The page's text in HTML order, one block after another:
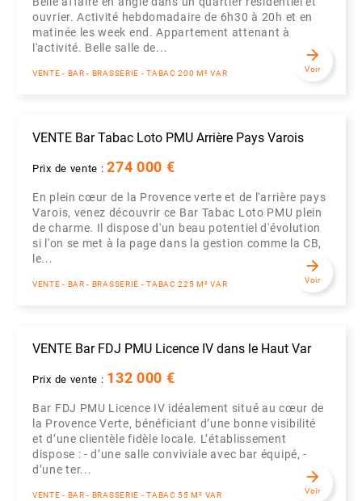
ouvrier. Activité hebdomadaire de 6h30 à 20h et en
matinée les week end. Appartement attenant à
l'activité. Belle salle de...
VENTE - BAR - BRASSERIE - TABAC 200 M² VAR
arrow_forward
Voir
VENTE Bar Tabac Loto PMU Arrière Pays Varois
Prix de vente :274 000 €
En plein cœur de la Provence verte et de l'arrière pays
Varois, venez découvrir ce Bar Tabac Loto PMU plein
de charme. Il dispose d'un beau potentiel d'évolution
si l'on se met à la page dans la gestion comme la CB,
le...
VENTE - BAR - BRASSERIE - TABAC 225 M² VAR
arrow_forward
Voir
VENTE Bar FDJ PMU Licence IV dans le Haut Var
Prix de vente : 132 000 €
Bar FDJ PMU Licence IV idéalement situé au cœur de
la Provence Verte, bénéficiant d’une bonne visibilité
et d’une clientèle fidèle locale. L’établissement
dispose : - d’une salle conviviale avec bar équipé, -
d’une ter...
VENTE - BAR - BRASSERIE - TABAC 55 M² VAR
arrow_forward
Voir